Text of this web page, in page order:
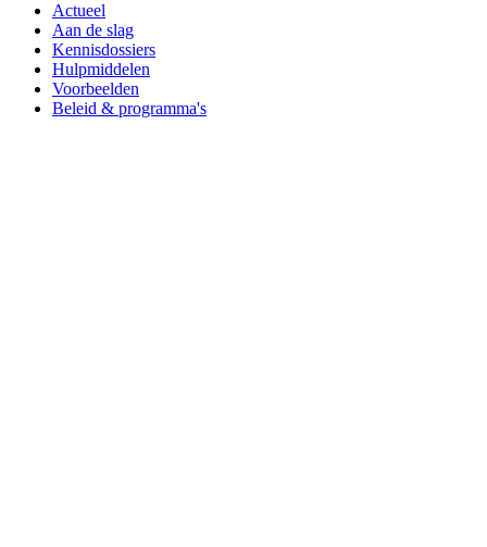
Actueel
Aan de slag
Kennisdossiers
Hulpmiddelen
Voorbeelden
Beleid & programma's